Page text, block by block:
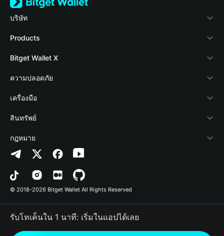
บริษัท
เกี่ยวกับ Bitget Wallet
Blog
Academy
ข่าวสารด้านคริปโต
ศูนย์ช่วยเหลือ
ติดต่อเรา
ทรัพยากรข้อมูลของแบรนด์
อาชีพ
Products
Crypto Card
Stablecoin Earn
Payfi Crypto
Crypto Swap API
Altcoin Season Index
Prediction Markets
DApp
RWA
Bitget Wallet X
นักพัฒนา
เชื่อมต่อ Wallet
Bitget Wallet Pay
ลิสต์โปรเจกต์
ความปลอดภัย
Protection Fund
เทคโนโลยีความปลอดภัย
เครื่องมือ
ซื้อคริปโต
การตรวจจับการอนุญาต
การตรวจจับสัญญา
การโอนเป็นชุด
สินทรัพย์
Arbitrum
Avalanche
Bitcoin
Polygon
กฎหมาย
นโยบายความเป็นส่วนตัว
ข้อตกลงในการใช้บริการ
© 2018-2026 Bitget Wallet All Rights Reserved
รับโทเค็นใน 1 นาที: เริ่มในแอปได้เลย